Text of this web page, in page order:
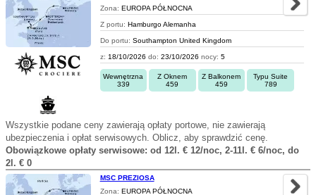
Zona: EUROPA PÓŁNOCNA
Z portu: Hamburgo Alemanha
Do portu: Southampton United Kingdom
z: 18/10/2026 do: 23/10/2026 nocy: 5
Wewnętrzna
339
Z Oknem
459
Z Balkonem
459
Typu Suite
789
Wszystkie podane ceny zawierają opłaty portowe, nie zawierają
ubezpieczenia i opłat serwisowych. Oblicz, aby sprawdzić cenę.
Obowiązkowe opłaty serwisowe: od 12l. € 12/noc, 2-11l. € 6/noc, do
2l. € 0
MSC PREZIOSA
Zona: EUROPA PÓŁNOCNA